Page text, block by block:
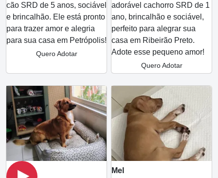
cão SRD de 5 anos, sociável
e brincalhão. Ele está pronto
para trazer amor e alegria
para sua casa em Petrópolis!
Quero Adotar
adorável cachorro SRD de 1
ano, brincalhão e sociável,
perfeito para alegrar sua
casa em Ribeirão Preto.
Adote esse pequeno amor!
Quero Adotar
Mel